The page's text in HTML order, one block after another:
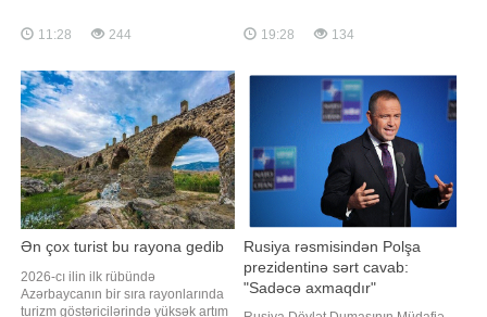
işğal səbəbindən məcburi köçkün
Rusiyada yaşayıb. O, Volqoqradd
11:28 244
telefon danışığı olub. "Report" xəbər
verir ki, bu barədə Azərbaycan
məlumat yayıb. Telefon söhbəti
zamanı Vaşinqton Zirvə Görüşünün
19:28 134
Ən çox turist bu rayona gedib
2026-cı ilin ilk rübündə
Azərbaycanın bir sıra rayonlarında
turizm göstəricilərində yüksək artım
Rusiya rəsmisindən Polşa
prezidentinə sərt cavab:
"Sadəcə axmaqdır"